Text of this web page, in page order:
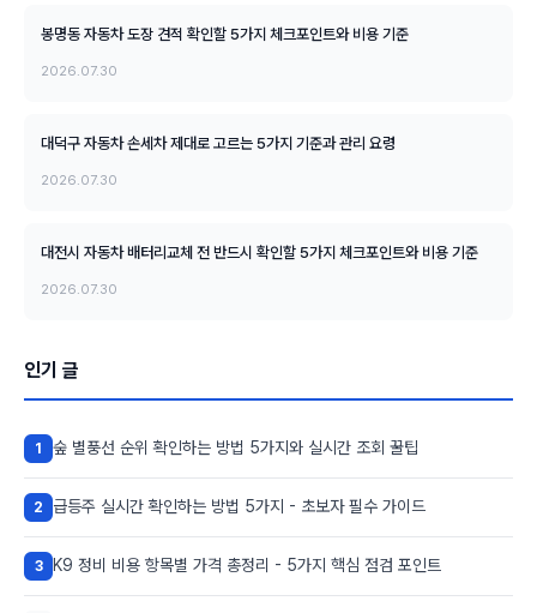
봉명동 자동차 도장 견적 확인할 5가지 체크포인트와 비용 기준
2026.07.30
대덕구 자동차 손세차 제대로 고르는 5가지 기준과 관리 요령
2026.07.30
대전시 자동차 배터리교체 전 반드시 확인할 5가지 체크포인트와 비용 기준
2026.07.30
인기 글
1 숲 별풍선 순위 확인하는 방법 5가지와 실시간 조회 꿀팁
2 급등주 실시간 확인하는 방법 5가지 - 초보자 필수 가이드
3 K9 정비 비용 항목별 가격 총정리 - 5가지 핵심 점검 포인트